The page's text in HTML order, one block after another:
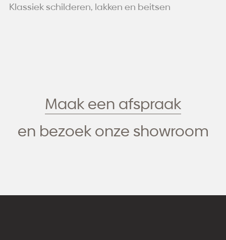
Klassiek schilderen, lakken en beitsen
Maak een afspraak
en bezoek onze showroom